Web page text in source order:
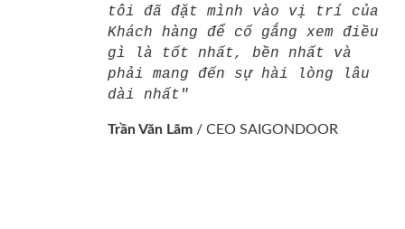
tôi đã đặt mình vào vị trí của
Khách hàng để cố gắng xem điều
gì là tốt nhất, bền nhất và
phải mang đến sự hài lòng lâu
dài nhất"
Trần Văn Lãm / CEO SAIGONDOOR